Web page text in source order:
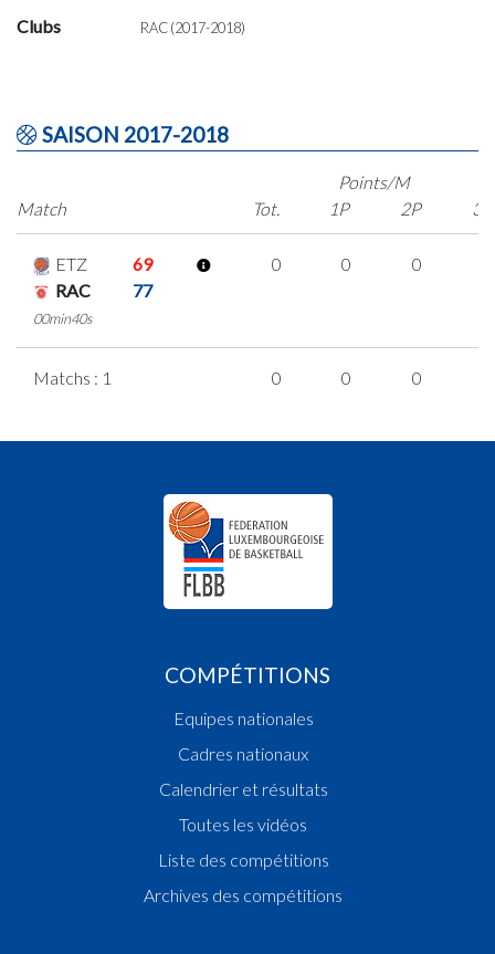
Clubs RAC (2017-2018)
SAISON 2017-2018
Match
Points/M
Tot.
1P 2P 3P
ETZ
69
RAC
77
00min40s
0 0 0
Matchs : 1 0 0 0
COMPÉTITIONS
Equipes nationales
Cadres nationaux
Calendrier et résultats
Toutes les vidéos
Liste des compétitions
Archives des compétitions